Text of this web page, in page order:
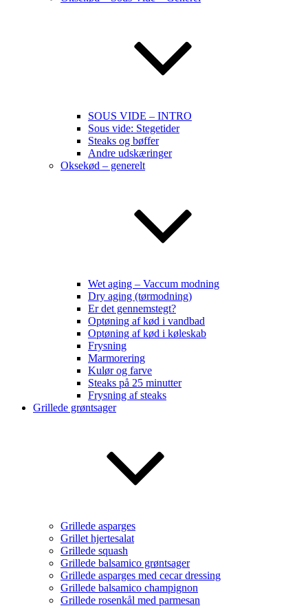
SOUS VIDE – INTRO
Sous vide: Stegetider
Steaks og bøffer
Andre udskæringer
Oksekød – generelt
Wet aging – Vaccum modning
Dry aging (tørmodning)
Er det gennemstegt?
Optøning af kød i vandbad
Optøning af kød i køleskab
Frysning
Marmorering
Kulør og farve
Steaks på 25 minutter
Frysning af steaks
Grillede grøntsager
Grillede asparges
Grillet hjertesalat
Grillede squash
Grillede balsamico grøntsager
Grillede asparges med cecar dressing
Grillede balsamico champignon
Grillede rosenkål med parmesan